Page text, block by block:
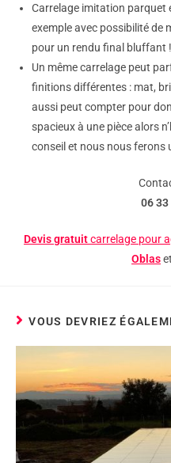
Carrelage imitation parquet
exemple avec possibilité de
pour un rendu final bluffant !
Un même carrelage peut
finitions différentes : mat,
aussi peut compter pour
spacieux à une pièce alors
conseil et nous nous ferons
06 33
Devis gratuitcarrelage pour
Oblas
VOUS DEVRIEZ